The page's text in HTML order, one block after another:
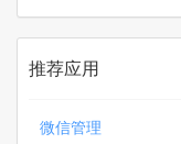
推荐应用
微信管理